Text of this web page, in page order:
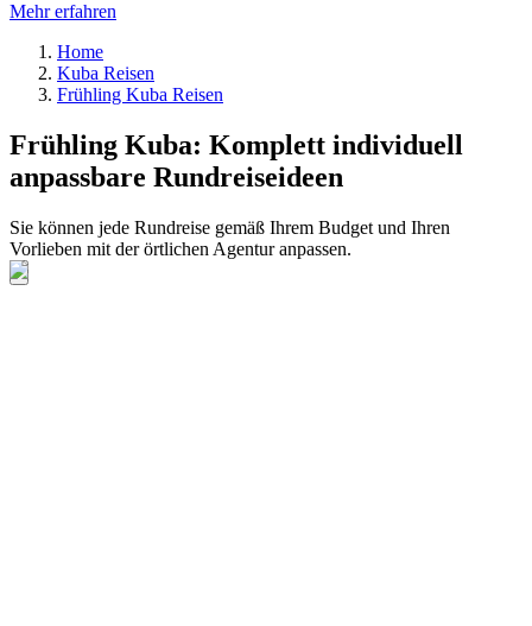
Mehr erfahren
Home
Kuba Reisen
Frühling Kuba Reisen
Frühling Kuba: Komplett individuell
anpassbare Rundreiseideen
Sie können jede Rundreise gemäß Ihrem Budget und Ihren
Vorlieben mit der örtlichen Agentur anpassen.